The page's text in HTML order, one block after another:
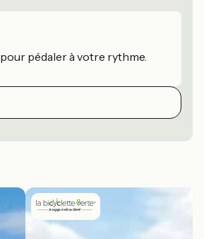
pour pédaler à votre rythme.